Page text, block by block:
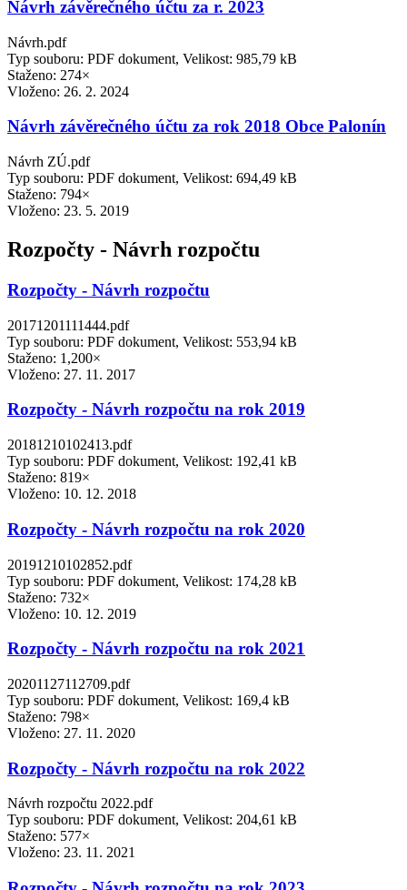
Návrh závěrečného účtu za r. 2023
Návrh.pdf
Typ souboru: PDF dokument, Velikost: 985,79 kB
Staženo: 274×
Vloženo: 26. 2. 2024
Návrh závěrečného účtu za rok 2018 Obce Palonín
Návrh ZÚ.pdf
Typ souboru: PDF dokument, Velikost: 694,49 kB
Staženo: 794×
Vloženo: 23. 5. 2019
Rozpočty - Návrh rozpočtu
Rozpočty - Návrh rozpočtu
20171201111444.pdf
Typ souboru: PDF dokument, Velikost: 553,94 kB
Staženo: 1,200×
Vloženo: 27. 11. 2017
Rozpočty - Návrh rozpočtu na rok 2019
20181210102413.pdf
Typ souboru: PDF dokument, Velikost: 192,41 kB
Staženo: 819×
Vloženo: 10. 12. 2018
Rozpočty - Návrh rozpočtu na rok 2020
20191210102852.pdf
Typ souboru: PDF dokument, Velikost: 174,28 kB
Staženo: 732×
Vloženo: 10. 12. 2019
Rozpočty - Návrh rozpočtu na rok 2021
20201127112709.pdf
Typ souboru: PDF dokument, Velikost: 169,4 kB
Staženo: 798×
Vloženo: 27. 11. 2020
Rozpočty - Návrh rozpočtu na rok 2022
Návrh rozpočtu 2022.pdf
Typ souboru: PDF dokument, Velikost: 204,61 kB
Staženo: 577×
Vloženo: 23. 11. 2021